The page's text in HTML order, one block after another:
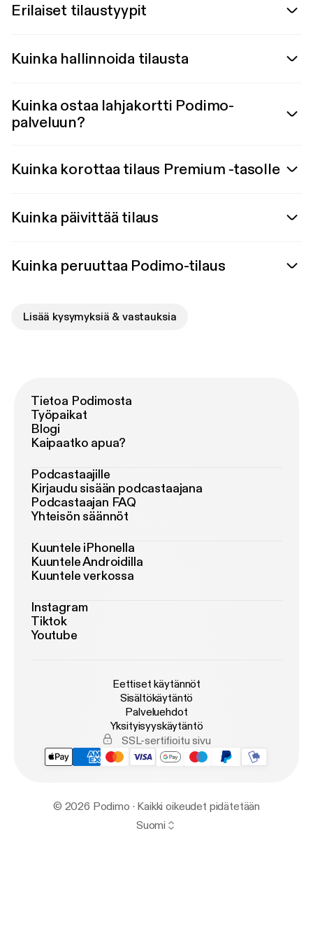
Erilaiset tilaustyypit
Kuinka hallinnoida tilausta
Kuinka ostaa lahjakortti Podimo-
palveluun?
Kuinka korottaa tilaus Premium -tasolle
Kuinka päivittää tilaus
Kuinka peruuttaa Podimo-tilaus
Lisää kysymyksiä & vastauksia
Tietoa Podimosta
Työpaikat
Blogi
Kaipaatko apua?
Podcastaajille
Kirjaudu sisään podcastaajana
Podcastaajan FAQ
Yhteisön säännöt
Kuuntele iPhonella
Kuuntele Androidilla
Kuuntele verkossa
Instagram
Tiktok
Youtube
Eettiset käytännöt
Sisältökäytäntö
Palveluehdot
Yksityisyyskäytäntö
SSL-sertifioitu sivu
© 2026 Podimo · Kaikki oikeudet pidätetään
Suomi